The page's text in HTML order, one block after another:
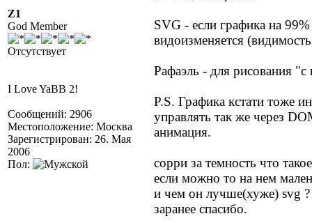
Z1
God Member
Отсутствует
I Love YaBB 2!
Сообщений: 2906
Местоположение: Москва
Зарегистрирован: 26. Мая
2006
Пол:
SVG - если графика на
видоизменяется
Рафаэль - для рисования
P.S. Графика кстати тоже
управлять так же через
анимация.
сорри за темность что
если можно то на нем
и чем он лучше(хуже) svg ?
заранее спасибо.